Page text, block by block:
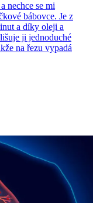
nechce se mi
bábovce. Je z
a díky oleji a
ji jednoduché
na řezu vypadá